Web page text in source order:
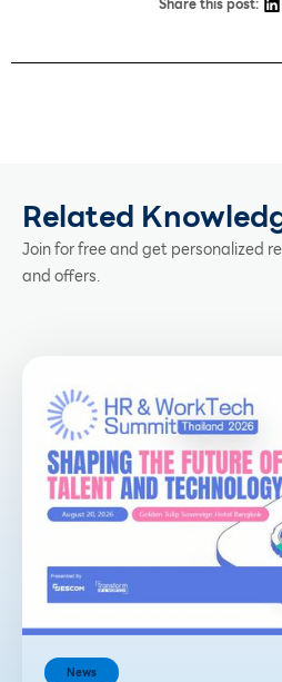
Related
Join for free and get personalized
and offers.
News